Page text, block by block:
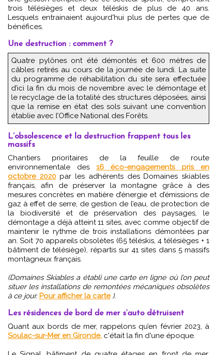
trois télésièges et deux téléskis de plus de 40 ans.
Lesquels entrainaient aujourd'hui plus de pertes que de
bénéfices.
Une destruction : comment ?
Quatre pylônes ont été démontés et 600 mètres de
câbles retirés au cours de la journée de lundi. La suite
du programme de réhabilitation du site sera effectuée
d’ici la fin du mois de novembre avec le démontage et
le recyclage de la totalité des structures déposées, ainsi
que la remise en état des sols suivant une convention
établie avec l’Office National des Forêts.
L’obsolescence et la destruction frappent tous les
massifs
Chantiers prioritaires de la feuille de route
environnementale des 16 éco-engagements pris en
octobre 2020par les adhérents des Domaines skiables
français, afin de préserver la montagne grâce à des
mesures concrètes en matière d’énergie et d’émissions de
gaz à effet de serre, de gestion de l’eau, de protection de
la biodiversité et de préservation des paysages, le
démontage a déjà atteint 11 sites, avec comme objectif de
maintenir le rythme de trois installations démontées par
an. Soit 70 appareils obsolètes (65 téléskis, 4 télésièges + 1
bâtiment de télésiège), répartis sur 41 sites dans 5 massifs
montagneux français.
(Domaines Skiables a établi une carte en ligne où l’on peut
situer les installations de remontées mécaniques obsolètes
à ce jour. Pour afficher la carte ).
Les résidences de bord de mer s’auto détruisent
Quant aux bords de mer, rappelons qu’en février 2023, à
Soulac-sur-Mer en Gironde, c'était la fin d'une époque.